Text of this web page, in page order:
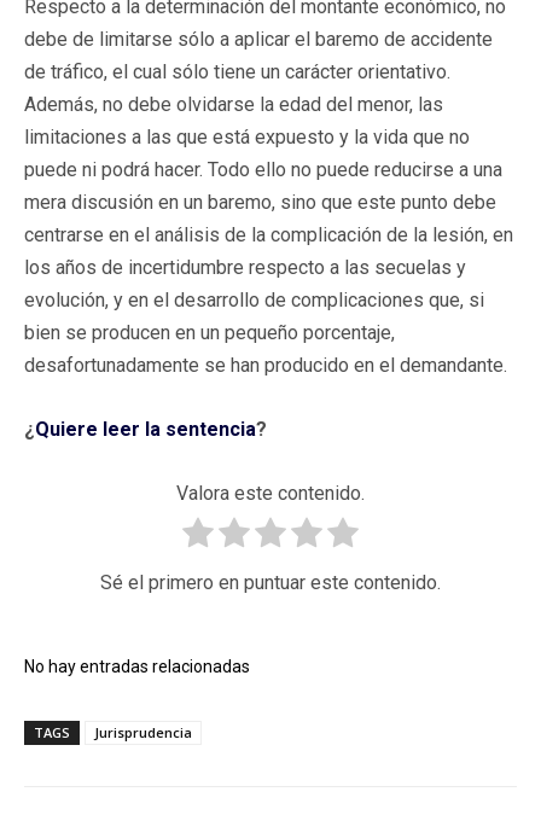
Respecto a la determinación del montante económico, no
debe de limitarse sólo a aplicar el baremo de accidente
de tráfico, el cual sólo tiene un carácter orientativo.
Además, no debe olvidarse la edad del menor, las
limitaciones a las que está expuesto y la vida que no
puede ni podrá hacer. Todo ello no puede reducirse a una
mera discusión en un baremo, sino que este punto debe
centrarse en el análisis de la complicación de la lesión, en
los años de incertidumbre respecto a las secuelas y
evolución, y en el desarrollo de complicaciones que, si
bien se producen en un pequeño porcentaje,
desafortunadamente se han producido en el demandante.
¿Quiere leer la sentencia?
Valora este contenido.
Sé el primero en puntuar este contenido.
No hay entradas relacionadas
TAGS Jurisprudencia